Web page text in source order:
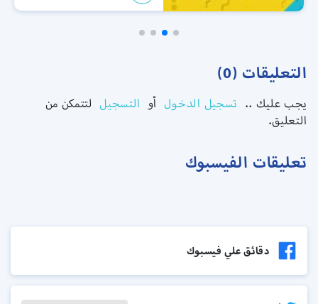
التعليقات (0)
يجب عليك .. تسجيل الدخول أو التسجيل لتتمكن من
التعليق.
تعليقات الفيسبوك
دقائق علي فيسبوك